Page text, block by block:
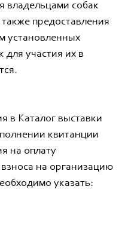
владельцами собак
предоставления
установленных
для участия их в
в Каталог выставки
квитанции
на оплату
на организацию
указать: